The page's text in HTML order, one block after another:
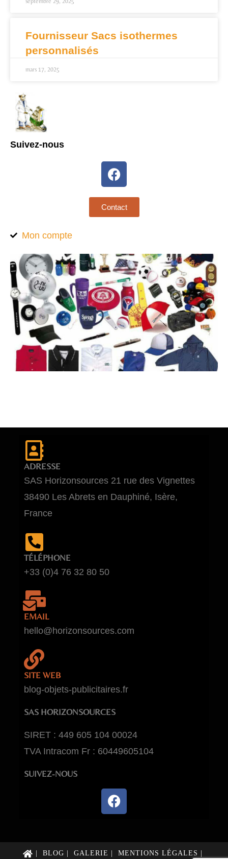
Fournisseur Sacs isothermes
personnalisés
mars 17, 2025
Suivez-nous
Contact
Mon compte
ADRESSE
SAS Horizonsources 21 rue des Vignettes
38490 Les Abrets en Dauphiné, Isère,
France
TÉLÉPHONE
+33 (0)4 76 32 80 50
EMAIL
hello@horizonsources.com
SITE WEB
blog-objets-publicitaires.fr
SAS HORIZONSOURCES
SIRET : 449 605 104 00024
TVA Intracom Fr : 60449605104
SUIVEZ-NOUS
BLOG GALERIE MENTIONS LÉGALES